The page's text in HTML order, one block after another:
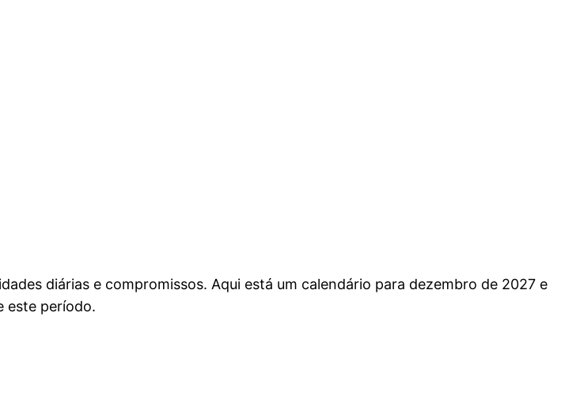
diárias e compromissos. Aqui está um calendário para dezembro de 2027 e
este período.